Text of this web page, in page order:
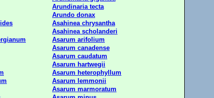
Arundinaria tecta
Arundo donax
Asahinea chrysantha
Asahinea scholanderi
Asarum arifolium
Asarum canadense
Asarum caudatum
Asarum hartwegii
Asarum heterophyllum
Asarum lemmonii
Asarum marmoratum